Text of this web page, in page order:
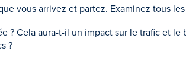
vous arrivez et partez. Examinez tous
? Cela aura-t-il un impact sur le trafic et le
?